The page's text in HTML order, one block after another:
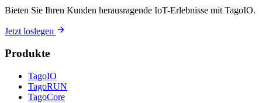
Bieten Sie Ihren Kunden herausragende IoT-Erlebnisse mit TagoIO.
Jetzt loslegen
Produkte
TagoIO
TagoRUN
TagoCore